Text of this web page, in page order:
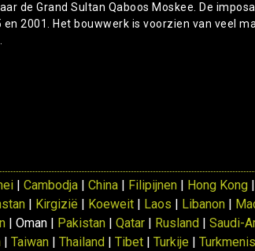
de Grand Sultan Qaboos Moskee. De
en 2001. Het bouwwerk is voorzien van veel
|Cambodja |China Filipijnen Hong Kong
Kirgizië Koeweit Laos Libanon
| Oman | Pakistan |Qatar Rusland |Saudi-
|Taiwan |Thailand |Tibet |Turkije |